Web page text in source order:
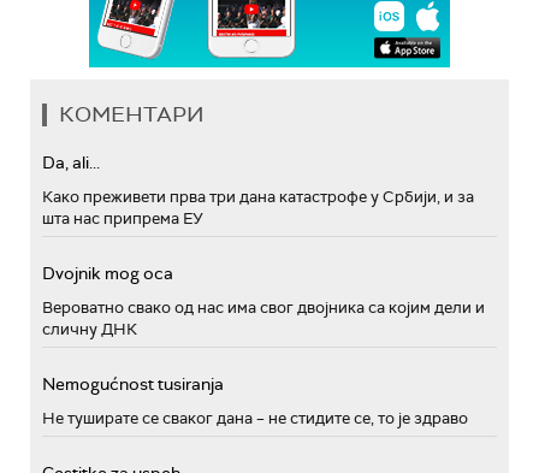
КОМЕНТАРИ
Da, ali...
Како преживети прва три дана катастрофе у Србији, и за
шта нас припрема ЕУ
Dvojnik mog oca
Вероватно свако од нас има свог двојника са којим дели и
сличну ДНК
Nemogućnost tusiranja
Не туширате се сваког дана – не стидите се, то је здраво